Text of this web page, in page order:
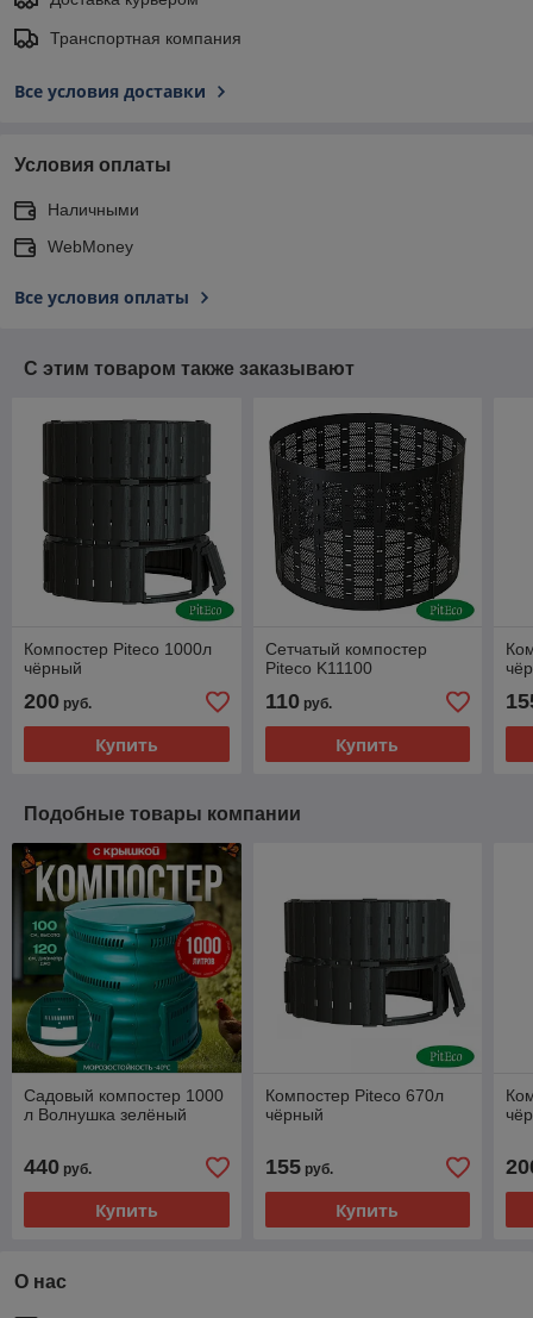
Транспортная компания
Все условия доставки
Условия оплаты
Наличными
WebMoney
Все условия оплаты
С этим товаром также заказывают
Компостер Piteco 1000л
чёрный
200 руб.
Купить
Сетчатый компостер
Piteco K11100
110руб.
Купить
Подобные товары компании
Садовый компостер 1000
л Волнушка зелёный
440 руб.
Купить
Компостер Piteco 670л
чёрный
155руб.
Купить
О нас